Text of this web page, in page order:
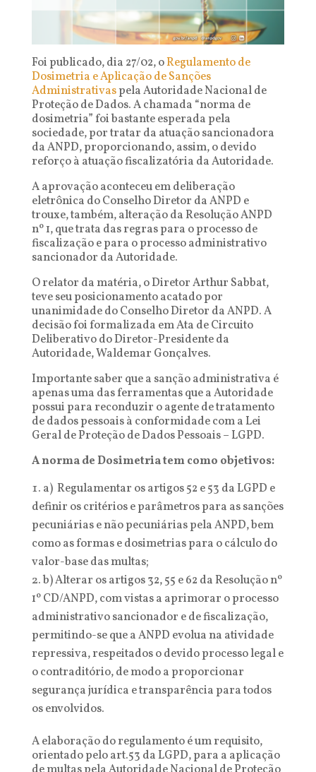
Foi publicado, dia 27/02, oRegulamento de
Dosimetria e Aplicação de Sanções
Administrativaspela Autoridade Nacional de
Proteção de Dados. A chamada “norma de
dosimetria” foi bastante esperada pela
sociedade, por tratar da atuação sancionadora
da ANPD, proporcionando, assim, o devido
reforço à atuação fiscalizatória da Autoridade.
A aprovação aconteceu em deliberação
eletrônica do Conselho Diretor da ANPD e
trouxe, também, alteração da Resolução ANPD
nº 1, que trata das regras para o processo de
fiscalização e para o processo administrativo
sancionador da Autoridade.
O relator da matéria, o Diretor Arthur Sabbat,
teve seu posicionamento acatado por
unanimidade do Conselho Diretor da ANPD. A
decisão foi formalizada em Ata de Circuito
Deliberativo do Diretor-Presidente da
Autoridade, Waldemar Gonçalves.
Importante saber que a sanção administrativa é
apenas uma das ferramentas que a Autoridade
possui para reconduzir o agente de tratamento
de dados pessoais à conformidade com a Lei
Geral de Proteção de Dados Pessoais – LGPD.
A norma de Dosimetria tem como objetivos:
a) Regulamentar os artigos 52 e 53 da LGPD e
definir os critérios e parâmetros para as sanções
pecuniárias e não pecuniárias pelaANPD, bem
como as formas e dosimetrias para o cálculo do
valor-base das multas;
b) Alterar os artigos 32, 55 e 62 da Resolução nº
1º CD/ANPD, com vistas a aprimorar o processo
administrativo sancionador e de fiscalização,
permitindo-se que a ANPD evolua na atividade
repressiva, respeitados o devido processo legal e
o contraditório, de modo a proporcionar
segurança jurídica e transparência para todos
os envolvidos.
A elaboração do regulamento é um requisito,
orientado pelo art.53 da LGPD, para a aplicação